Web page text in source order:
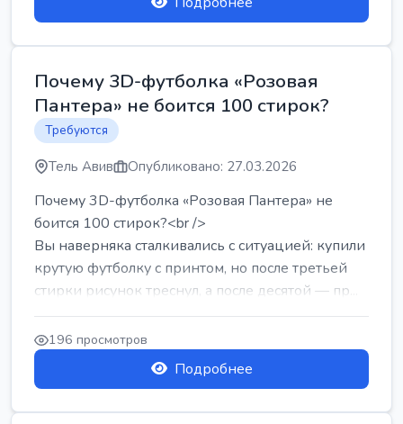
Почему 3D-футболка «Розовая
Пантера» не боится 100 стирок?
Требуются
Тель Авив Опубликовано: 27.03.2026
Почему 3D-футболка «Розовая Пантера» не
боится 100 стирок?<br />
Вы наверняка сталкивались с ситуацией: купили
крутую футболку с принтом, но после третьей
стирки рисунок треснул, а после десятой — пр...
196 просмотров
Подробнее